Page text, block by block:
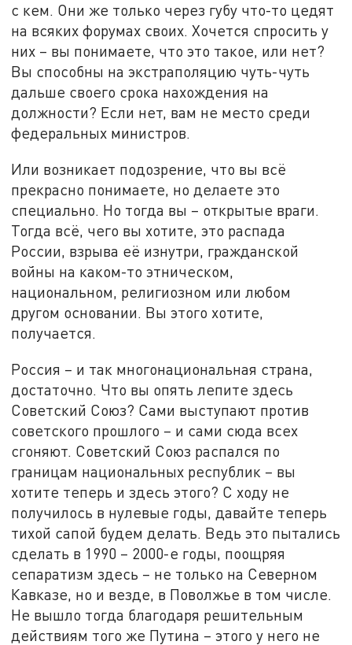
с кем. Они же только через губу что-то цедят
на всяких форумах своих. Хочется спросить у
них – вы понимаете, что это такое, или нет?
Вы способны на экстраполяцию чуть-чуть
дальше своего срока нахождения на
должности? Если нет, вам не место среди
федеральных министров.
Или возникает подозрение, что вы всё
прекрасно понимаете, но делаете это
специально. Но тогда вы – открытые враги.
Тогда всё, чего вы хотите, это распада
России, взрыва её изнутри, гражданской
войны на каком-то этническом,
национальном, религиозном или любом
другом основании. Вы этого хотите,
получается.
Россия – и так многонациональная страна,
достаточно. Что вы опять лепите здесь
Советский Союз? Сами выступают против
советского прошлого – и сами сюда всех
сгоняют. Советский Союз распался по
границам национальных республик – вы
хотите теперь и здесь этого? С ходу не
получилось в нулевые годы, давайте теперь
тихой сапой будем делать. Ведь это пытались
сделать в 1990 – 2000-е годы, поощряя
сепаратизм здесь – не только на Северном
Кавказе, но и везде, в Поволжье в том числе.
Не вышло тогда благодаря решительным
действиям того же Путина – этого у него не